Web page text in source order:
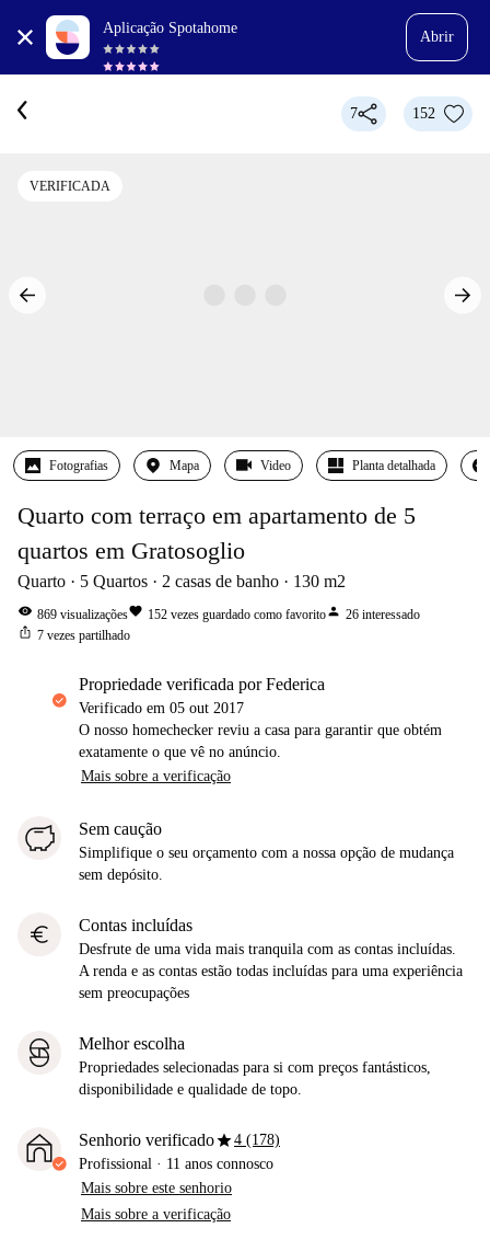
Aplicação Spotahome
Abrir
7 152
VERIFICADA
Fotografias Mapa Video Planta detalhada
Quarto com terraço em apartamento de 5
quartos em Gratosoglio
Quarto 5 Quartos 2 casas de banho 130 m2
visibility 869 visualizaçõesfavorite 152 vezes guardado como favoritoperson 26 interessado
ios_share 7 vezes partilhado
propriedade verificada por Federica
Verificado em 05 out 2017
O nosso homechecker reviu a casa para garantir que obtém
exatamente o que vê no anúncio.
Mais sobre a verificação
Sem caução
Simplifique o seu orçamento com a nossa opção de mudança
sem depósito.
euro Contas incluídas
Desfrute de uma vida mais tranquila com as contas incluídas.
A renda e as contas estão todas incluídas para uma experiência
sem preocupações
Melhor escolha
Propriedades selecionadas para si com preços fantásticos,
disponibilidade e qualidade de topo.
Senhorio verificadostar4 (178)
Profissional · 11 anos connosco
Mais sobre este senhorio
Mais sobre a verificação